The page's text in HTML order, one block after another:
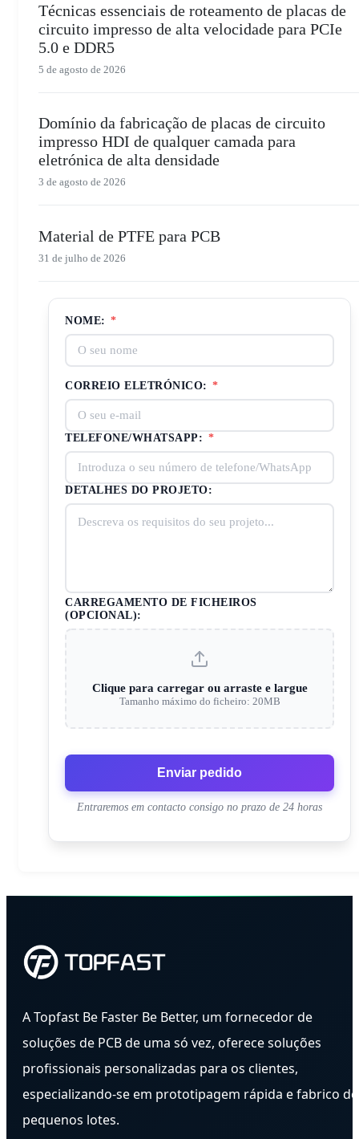
Técnicas essenciais de roteamento de placas de
circuito impresso de alta velocidade para PCIe
5.0 e DDR5
5 de agosto de 2026
Domínio da fabricação de placas de circuito
impresso HDI de qualquer camada para
eletrónica de alta densidade
3 de agosto de 2026
Material de PTFE para PCB
31 de julho de 2026
NOME: *
CORREIO ELETRÓNICO: *
TELEFONE/WHATSAPP: *
DETALHES DO PROJETO:
CARREGAMENTO DE FICHEIROS
(OPCIONAL):
Clique para carregar ou arraste e largue
Tamanho máximo do ficheiro: 20MB
Enviar pedido
Entraremos em contacto consigo no prazo de 24 horas
A Topfast Be Faster Be Better, um fornecedor de
soluções de PCB de uma só vez, oferece soluções
profissionais personalizadas para os clientes,
especializando-se em prototipagem rápida e fabrico de
pequenos lotes.